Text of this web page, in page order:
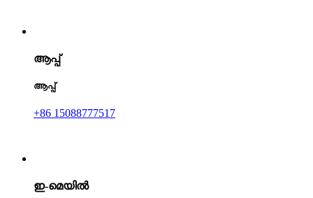
ആപ്പ്
ആപ്പ്
+86 15088777517
ഇ-മെയിൽ